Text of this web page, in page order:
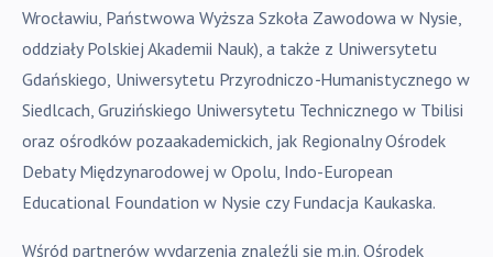
Wrocławiu, Państwowa Wyższa Szkoła Zawodowa w Nysie,
oddziały Polskiej Akademii Nauk), a także z Uniwersytetu
Gdańskiego, Uniwersytetu Przyrodniczo-Humanistycznego w
Siedlcach, Gruzińskiego Uniwersytetu Technicznego w Tbilisi
oraz ośrodków pozaakademickich, jak Regionalny Ośrodek
Debaty Międzynarodowej w Opolu, Indo-European
Educational Foundation w Nysie czy Fundacja Kaukaska.
Wśród partnerów wydarzenia znaleźli się m.in. Ośrodek